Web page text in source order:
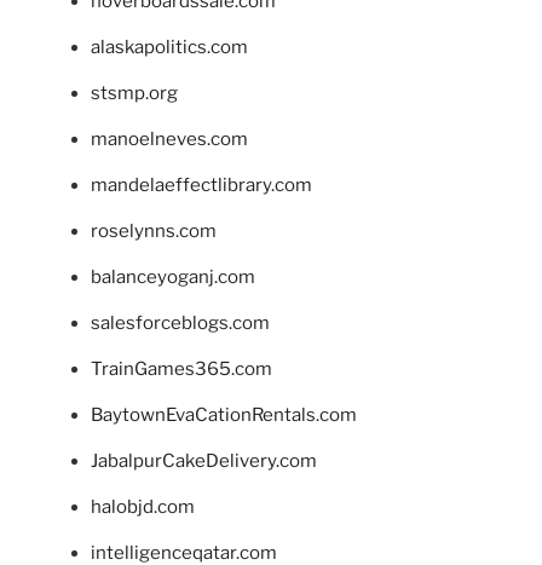
alaskapolitics.com
stsmp.org
manoelneves.com
mandelaeffectlibrary.com
roselynns.com
balanceyoganj.com
salesforceblogs.com
TrainGames365.com
BaytownEvaCationRentals.com
JabalpurCakeDelivery.com
halobjd.com
intelligenceqatar.com